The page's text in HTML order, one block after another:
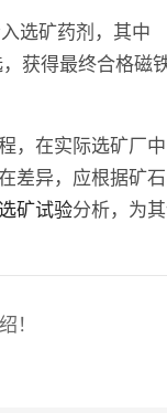
选矿药剂，其中
获得最终合格磁
，在实际选矿厂
差异，应根据矿
矿试验分析，为
！